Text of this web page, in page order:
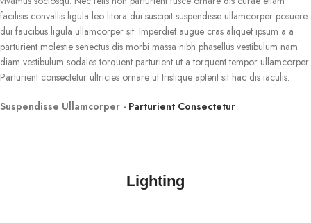
facilisis convallis ligula leo litora dui suscipit suspendisse ullamcorper posuere
dui faucibus ligula ullamcorper sit. Imperdiet augue cras aliquet ipsum a a
parturient molestie senectus dis morbi massa nibh phasellus vestibulum nam
diam vestibulum sodales torquent parturient ut a torquent tempor ullamcorper.
Parturient consectetur ultricies ornare ut tristique aptent sit hac dis iaculis.
Suspendisse Ullamcorper - Parturient Consectetur
Lighting